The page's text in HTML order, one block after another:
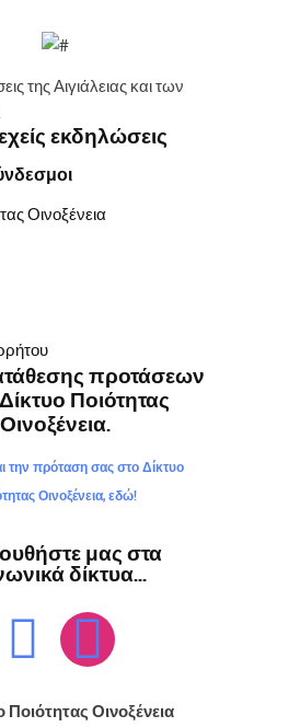
της Αιγιάλειας και των
εκδηλώσεις
Οινοξένεια
προτάσεων
Ποιότητας
Οινοξένεια.
την πρόταση σας στο Δίκτυο
Οινοξένεια, εδώ!
μας στα
δίκτυα...
Ποιότητας Οινοξένεια